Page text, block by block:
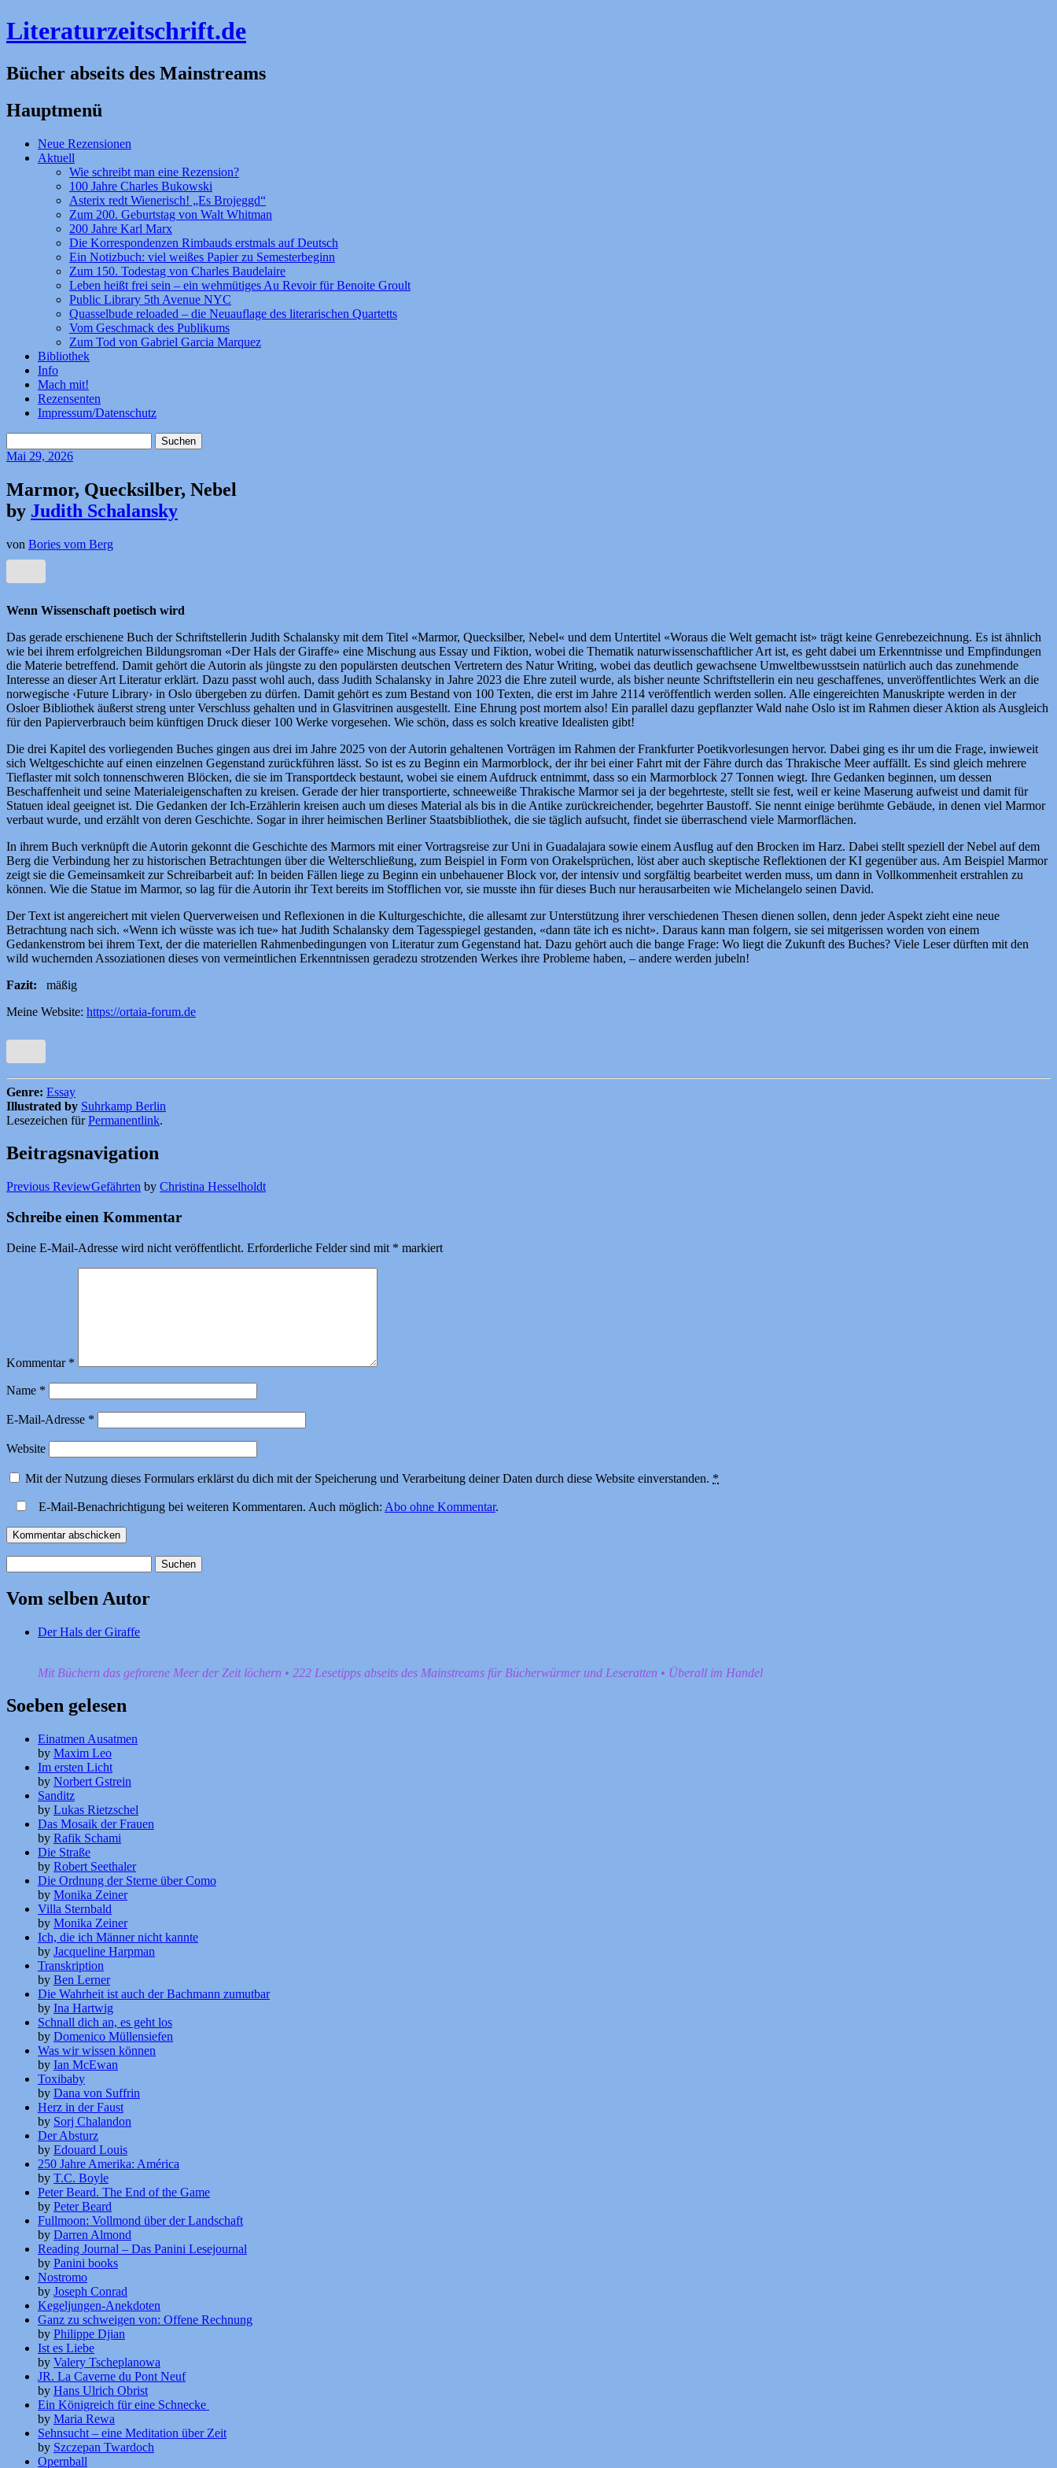
Literaturzeitschrift.de
Bücher abseits des Mainstreams
Hauptmenü
Zum
Inhalt
Neue Rezensionen
Aktuell
Wie schreibt man eine Rezension?
100 Jahre Charles Bukowski
Asterix redt Wienerisch! „Es Brojeggd“
Zum 200. Geburtstag von Walt Whitman
200 Jahre Karl Marx
Die Korrespondenzen Rimbauds erstmals auf Deutsch
Ein Notizbuch: viel weißes Papier zu Semesterbeginn
Zum 150. Todestag von Charles Baudelaire
Leben heißt frei sein – ein wehmütiges Au Revoir für Benoite Groult
Public Library 5th Avenue NYC
Quasselbude reloaded – die Neuauflage des literarischen Quartetts
Vom Geschmack des Publikums
Zum Tod von Gabriel Garcia Marquez
Bibliothek
Info
Mach mit!
Rezensenten
Impressum/Datenschutz
nach:
Mai 29, 2026
Marmor, Quecksilber, Nebel
by Judith Schalansky
von Bories vom Berg
Wenn Wissenschaft poetisch wird
Das gerade erschienene Buch der Schriftstellerin Judith Schalansky mit dem Titel «Marmor, Quecksilber, Nebel« und dem Untertitel «Woraus die Welt gemacht ist» trägt keine Genrebezeichnung. Es ist ähnlich
wie bei ihrem erfolgreichen Bildungsroman «Der Hals der Giraffe» eine Mischung aus Essay und Fiktion, wobei die Thematik naturwissenschaftlicher Art ist, es geht dabei um Erkenntnisse und Empfindungen
die Materie betreffend. Damit gehört die Autorin als jüngste zu den populärsten deutschen Vertretern des Natur Writing, wobei das deutlich gewachsene Umweltbewusstsein natürlich auch das zunehmende
Interesse an dieser Art Literatur erklärt. Dazu passt wohl auch, dass Judith Schalansky in Jahre 2023 die Ehre zuteil wurde, als bisher neunte Schriftstellerin ein neu geschaffenes, unveröffentlichtes Werk an die
norwegische ‹Future Library› in Oslo übergeben zu dürfen. Damit gehört es zum Bestand von 100 Texten, die erst im Jahre 2114 veröffentlich werden sollen. Alle eingereichten Manuskripte werden in der
Osloer Bibliothek äußerst streng unter Verschluss gehalten und in Glasvitrinen ausgestellt. Eine Ehrung post mortem also! Ein parallel dazu gepflanzter Wald nahe Oslo ist im Rahmen dieser Aktion als Ausgleich
für den Papierverbrauch beim künftigen Druck dieser 100 Werke vorgesehen. Wie schön, dass es solch kreative Idealisten gibt!
Die drei Kapitel des vorliegenden Buches gingen aus drei im Jahre 2025 von der Autorin gehaltenen Vorträgen im Rahmen der Frankfurter Poetikvorlesungen hervor. Dabei ging es ihr um die Frage, inwieweit
sich Weltgeschichte auf einen einzelnen Gegenstand zurückführen lässt. So ist es zu Beginn ein Marmorblock, der ihr bei einer Fahrt mit der Fähre durch das Thrakische Meer auffällt. Es sind gleich mehrere
Tieflaster mit solch tonnenschweren Blöcken, die sie im Transportdeck bestaunt, wobei sie einem Aufdruck entnimmt, dass so ein Marmorblock 27 Tonnen wiegt. Ihre Gedanken beginnen, um dessen
Beschaffenheit und seine Materialeigenschaften zu kreisen. Gerade der hier transportierte, schneeweiße Thrakische Marmor sei ja der begehrteste, stellt sie fest, weil er keine Maserung aufweist und damit für
Statuen ideal geeignet ist. Die Gedanken der Ich-Erzählerin kreisen auch um dieses Material als bis in die Antike zurückreichender, begehrter Baustoff. Sie nennt einige berühmte Gebäude, in denen viel Marmor
verbaut wurde, und erzählt von deren Geschichte. Sogar in ihrer heimischen Berliner Staatsbibliothek, die sie täglich aufsucht, findet sie überraschend viele Marmorflächen.
In ihrem Buch verknüpft die Autorin gekonnt die Geschichte des Marmors mit einer Vortragsreise zur Uni in Guadalajara sowie einem Ausflug auf den Brocken im Harz. Dabei stellt speziell der Nebel auf dem
Berg die Verbindung her zu historischen Betrachtungen über die Welterschließung, zum Beispiel in Form von Orakelsprüchen, löst aber auch skeptische Reflektionen der KI gegenüber aus. Am Beispiel Marmor
zeigt sie die Gemeinsamkeit zur Schreibarbeit auf: In beiden Fällen liege zu Beginn ein unbehauener Block vor, der intensiv und sorgfältig bearbeitet werden muss, um dann in Vollkommenheit erstrahlen zu
können. Wie die Statue im Marmor, so lag für die Autorin ihr Text bereits im Stofflichen vor, sie musste ihn für dieses Buch nur herausarbeiten wie Michelangelo seinen David.
Der Text ist angereichert mit vielen Querverweisen und Reflexionen in die Kulturgeschichte, die allesamt zur Unterstützung ihrer verschiedenen Thesen dienen sollen, denn jeder Aspekt zieht eine neue
Betrachtung nach sich. «Wenn ich wüsste was ich tue» hat Judith Schalansky dem Tagesspiegel gestanden, «dann täte ich es nicht». Daraus kann man folgern, sie sei mitgerissen worden von einem
Gedankenstrom bei ihrem Text, der die materiellen Rahmenbedingungen von Literatur zum Gegenstand hat. Dazu gehört auch die bange Frage: Wo liegt die Zukunft des Buches? Viele Leser dürften mit den
wild wuchernden Assoziationen dieses von vermeintlichen Erkenntnissen geradezu strotzenden Werkes ihre Probleme haben, – andere werden jubeln!
Fazit: mäßig
Meine Website: https://ortaia-forum.de
Genre: Essay
Illustrated by Suhrkamp Berlin
Lesezeichen fürPermanentlink.
Beitragsnavigation
Previous ReviewGefährten by Christina Hesselholdt
Schreibe einen Kommentar
Deine E-Mail-Adresse wird nicht veröffentlicht. Erforderliche Felder sind mit * markiert
Kommentar *
Name *
E-Mail-Adresse *
Website
Mit der Nutzung dieses Formulars erklärst du dich mit der Speicherung und Verarbeitung deiner Daten durch diese Website einverstanden. *
E-Mail-Benachrichtigung bei weiteren Kommentaren. Auch möglich: Abo ohne Kommentar.
nach:
Vom selben Autor
Der Hals der Giraffe
Mit Büchern das gefrorene Meer der Zeit löchern • 222 Lesetipps abseits des Mainstreams für Bücherwürmer und Leseratten • Überall im Handel
Soeben gelesen
Einatmen Ausatmen
by Maxim Leo
Im ersten Licht
by Norbert Gstrein
Sanditz
by Lukas Rietzschel
Das Mosaik der Frauen
by Rafik Schami
Die Straße
by Robert Seethaler
Die Ordnung der Sterne über Como
by Monika Zeiner
Villa Sternbald
by Monika Zeiner
Ich, die ich Männer nicht kannte
by Jacqueline Harpman
Transkription
by Ben Lerner
Die Wahrheit ist auch der Bachmann zumutbar
by Ina Hartwig
Schnall dich an, es geht los
by Domenico Müllensiefen
Was wir wissen können
by Ian McEwan
Toxibaby
by Dana von Suffrin
Herz in der Faust
by Sorj Chalandon
Der Absturz
by Edouard Louis
250 Jahre Amerika: América
by T.C. Boyle
Peter Beard. The End of the Game
by Peter Beard
Fullmoon: Vollmond über der Landschaft
by Darren Almond
Reading Journal – Das Panini Lesejournal
by Panini books
Nostromo
by Joseph Conrad
Kegeljungen-Anekdoten
Ganz zu schweigen von: Offene Rechnung
by Philippe Djian
Ist es Liebe
by Valery Tscheplanowa
JR. La Caverne du Pont Neuf
by Hans Ulrich Obrist
Ein Königreich für eine Schnecke
by Maria Rewa
Sehnsucht – eine Meditation über Zeit
by Szczepan Twardoch
Opernball